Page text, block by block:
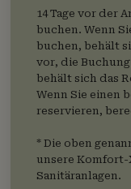
14 Tage vor der
buchen. Wenn
buchen, behält
vor, die
behält sich das
Wenn Sie einen
reservieren,
* Die oben
unsere
Sanitäranlagen.